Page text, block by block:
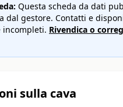
Questa scheda da dati
dal gestore. Contatti e
incompleti. Rivendica o
sulla cava